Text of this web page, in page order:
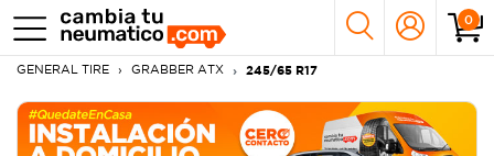
0
GENERAL TIRE GRABBER ATX 245/65 R17